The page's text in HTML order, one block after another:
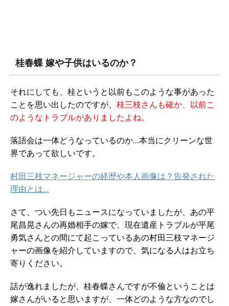
桂春蝶 嫁や子供はいるのか？
それにしても、桂というと以前もこのような事があった
ことを思い出したのですが、 桂三枝さんも確か、以前こ
のようなトラブルがありましたよね。
落語会は一体どうなっているのか…本当にクリーンな世
界であって欲しいです。
村田三枝マネージャーの経歴や本人画像は？告発された
理由とは…
さて、つい先日もニュースになっていましたが、あの平
尾昌晃さんの再婚相手の嫁で、現在遺産トラブルが平尾
勇気さんとの間にて起こっているあの村田三枝マネージ
ャーの画像を紹介していますので、気になる人はお立ち
寄りください。
話が逸れましたが、桂春蝶さんですが不倫ということは
嫁さんがいると思いますが、一体どのような方なのでし